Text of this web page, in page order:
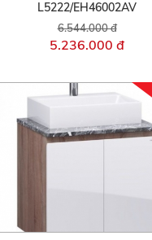
L5222/EH46002AV
6.544.000 đ
5.236.000 đ